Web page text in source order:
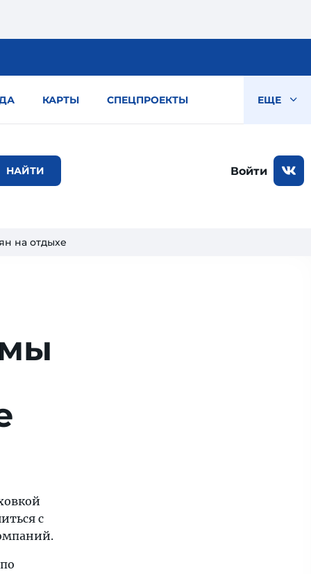
КАРТЫ СПЕЦПРОЕКТЫ ЕЩЕ
Войти
на отдыхе
с